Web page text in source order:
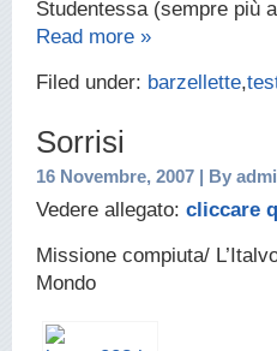
Studentessa (sempre
Read more »
Filed under: barzellette,
Sorrisi
16 Novembre, 2007 | By
Vedere allegato: cliccare
Missione compiuta/
Mondo